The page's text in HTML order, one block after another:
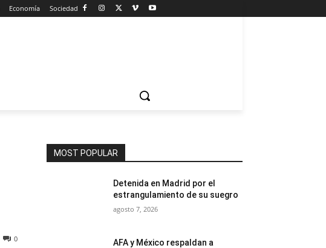
Economía Sociedad
0
MOST POPULAR
Detenida en Madrid por el
estrangulamiento de su suegro
agosto 7, 2026
AFA y México respaldan a